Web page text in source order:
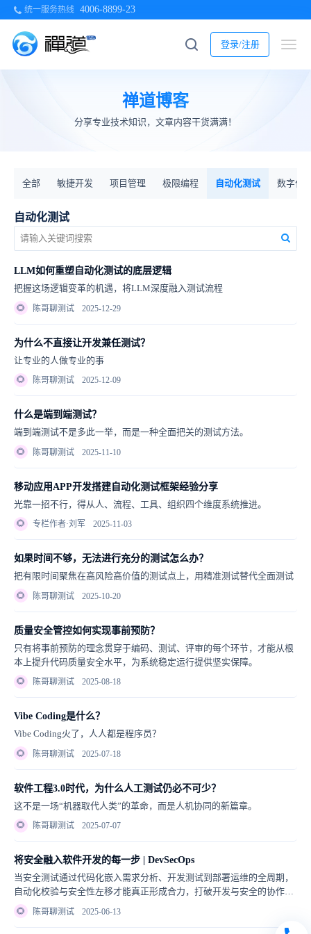
统一服务热线 4006-8899-23
登录/注册
禅道博客
分享专业技术知识，文章内容干货满满！
全部 敏捷开发 项目管理 极限编程 自动化测试 数字化
自动化测试
LLM如何重塑自动化测试的底层逻辑
把握这场逻辑变革的机遇，将LLM深度融入测试流程
🌻
陈哥聊测试 2025-12-29
为什么不直接让开发兼任测试？
让专业的人做专业的事
🌻
陈哥聊测试 2025-12-09
什么是端到端测试？
端到端测试不是多此一举，而是一种全面把关的测试方法。
🌻
陈哥聊测试 2025-11-10
移动应用APP开发搭建自动化测试框架经验分享
光靠一招不行，得从人、流程、工具、组织四个维度系统推进。
🌻
专栏作者·刘军 2025-11-03
如果时间不够，无法进行充分的测试怎么办？
把有限时间聚焦在高风险高价值的测试点上，用精准测试替代全面测试
🌻
陈哥聊测试 2025-10-20
质量安全管控如何实现事前预防？
只有将事前预防的理念贯穿于编码、测试、评审的每个环节，才能从根
本上提升代码质量安全水平，为系统稳定运行提供坚实保障。
🌻
陈哥聊测试 2025-08-18
Vibe Coding是什么？
Vibe Coding火了，人人都是程序员？
🌻
陈哥聊测试 2025-07-18
软件工程3.0时代，为什么人工测试仍必不可少？
这不是一场“机器取代人类”的革命，而是人机协同的新篇章。
🌻
陈哥聊测试 2025-07-07
将安全融入软件开发的每一步 | DevSecOps
当安全测试通过代码化嵌入需求分析、开发测试到部署运维的全周期，
自动化校验与安全性左移才能真正形成合力，打破开发与安全的协作壁
垒。
🌻 陈哥聊测试 2025-06-13